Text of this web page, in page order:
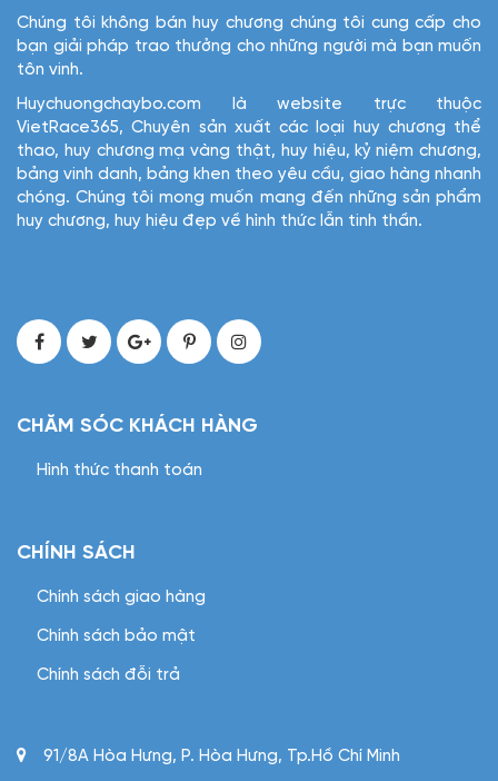
Chúng tôi không bán huy chương chúng tôi cung cấp cho
bạn giải pháp trao thưởng cho những người mà bạn muốn
tôn vinh.
Huychuongchaybo.com là website trực thuộc
VietRace365, Chuyên sản xuất các loại huy chương thể
thao, huy chương mạ vàng thật, huy hiệu, kỷ niệm chương,
bảng vinh danh, bảng khen theo yêu cầu, giao hàng nhanh
chóng. Chúng tôi mong muốn mang đến những sản phẩm
huy chương, huy hiệu đẹp về hình thức lẫn tinh thần.
CHĂM SÓC KHÁCH HÀNG
Hình thức thanh toán
CHÍNH SÁCH
Chính sách giao hàng
Chính sách bảo mật
Chính sách đỗi trả
91/8A Hòa Hưng, P. Hòa Hưng, Tp.Hồ Chí Minh